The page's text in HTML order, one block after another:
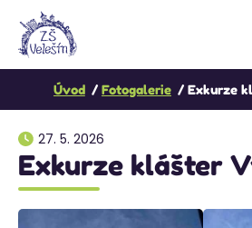
Úvod Fotogalerie Exkurze
27. 5. 2026
Exkurze klášter